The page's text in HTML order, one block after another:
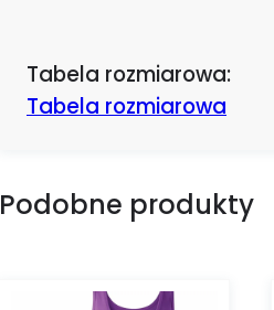
Tabela rozmiarowa:
Tabela rozmiarowa
Podobne produkty